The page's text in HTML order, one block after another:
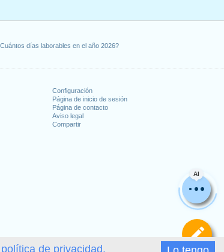
política de privacidad.
días laborables en el año 2026?
Configuración
Página de inicio de sesión
Página de contacto
Aviso legal
Compartir
AI